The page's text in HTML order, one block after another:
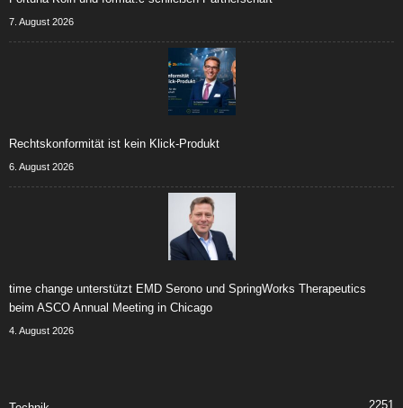
7. August 2026
Rechtskonformität ist kein Klick-Produkt
6. August 2026
time change unterstützt EMD Serono und SpringWorks Therapeutics
beim ASCO Annual Meeting in Chicago
4. August 2026
2251